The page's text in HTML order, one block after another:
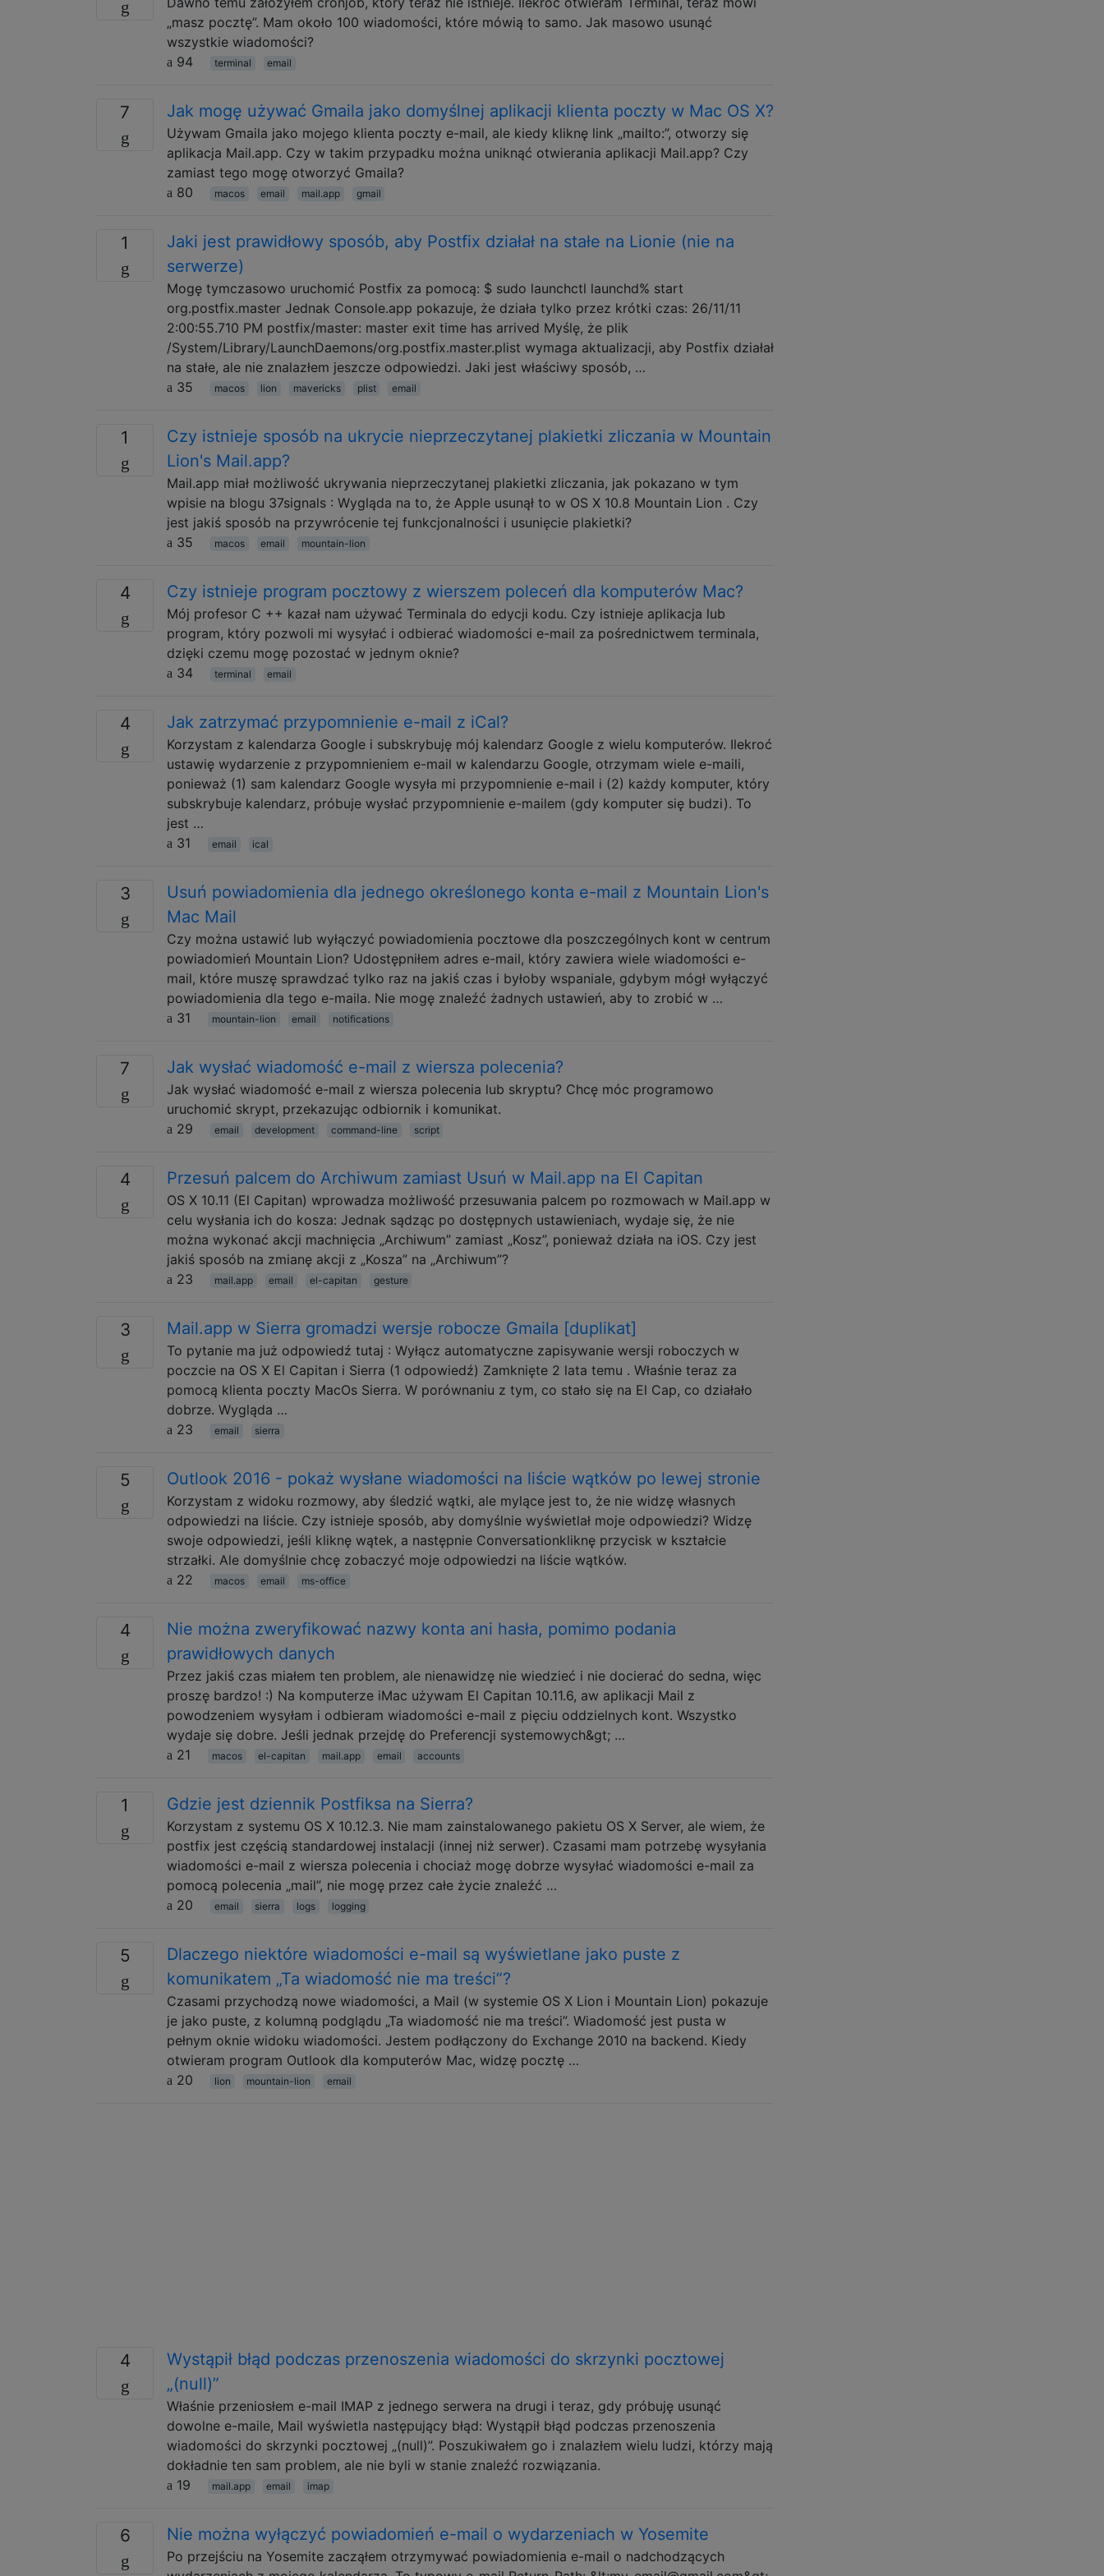
„masz pocztę”. Mam około 100 wiadomości, które mówią to samo. Jak masowo usunąć
wszystkie wiadomości?
94
terminal email
7 Jak mogę używać Gmaila jako domyślnej aplikacji klienta poczty w Mac OS X?
Używam Gmaila jako mojego klienta poczty e-mail, ale kiedy kliknę link „mailto:”, otworzy się
aplikacja Mail.app. Czy w takim przypadku można uniknąć otwierania aplikacji Mail.app? Czy
zamiast tego mogę otworzyć Gmaila?
80
macos email mail.app gmail
1
Jaki jest prawidłowy sposób, aby Postfix działał na stałe na Lionie (nie na
serwerze)
Mogę tymczasowo uruchomić Postfix za pomocą: $ sudo launchctl launchd% start
org.postfix.master Jednak Console.app pokazuje, że działa tylko przez krótki czas: 26/11/11
2:00:55.710 PM postfix/master: master exit time has arrived Myślę, że plik
/System/Library/LaunchDaemons/org.postfix.master.plist wymaga aktualizacji, aby Postfix działał
na stałe, ale nie znalazłem jeszcze odpowiedzi. Jaki jest właściwy sposób, …
35
macos lion mavericks plist email
1
Czy istnieje sposób na ukrycie nieprzeczytanej plakietki zliczania w Mountain
Lion's Mail.app?
Mail.app miał możliwość ukrywania nieprzeczytanej plakietki zliczania, jak pokazano w tym
wpisie na blogu 37signals : Wygląda na to, że Apple usunął to w OS X 10.8 Mountain Lion . Czy
jest jakiś sposób na przywrócenie tej funkcjonalności i usunięcie plakietki?
35
macos email mountain-lion
4 Czy istnieje program pocztowy z wierszem poleceń dla komputerów Mac?
Mój profesor C ++ kazał nam używać Terminala do edycji kodu. Czy istnieje aplikacja lub
program, który pozwoli mi wysyłać i odbierać wiadomości e-mail za pośrednictwem terminala,
dzięki czemu mogę pozostać w jednym oknie?
34
terminal email
4 Jak zatrzymać przypomnienie e-mail z iCal?
Korzystam z kalendarza Google i subskrybuję mój kalendarz Google z wielu komputerów. Ilekroć
ustawię wydarzenie z przypomnieniem e-mail w kalendarzu Google, otrzymam wiele e-maili,
ponieważ (1) sam kalendarz Google wysyła mi przypomnienie e-mail i (2) każdy komputer, który
subskrybuje kalendarz, próbuje wysłać przypomnienie e-mailem (gdy komputer się budzi). To
jest …
31
email ical
3
Usuń powiadomienia dla jednego określonego konta e-mail z Mountain Lion's
Mac Mail
Czy można ustawić lub wyłączyć powiadomienia pocztowe dla poszczególnych kont w centrum
powiadomień Mountain Lion? Udostępniłem adres e-mail, który zawiera wiele wiadomości e-
mail, które muszę sprawdzać tylko raz na jakiś czas i byłoby wspaniale, gdybym mógł wyłączyć
powiadomienia dla tego e-maila. Nie mogę znaleźć żadnych ustawień, aby to zrobić w …
31
mountain-lion email notifications
7 Jak wysłać wiadomość e-mail z wiersza polecenia?
Jak wysłać wiadomość e-mail z wiersza polecenia lub skryptu? Chcę móc programowo
uruchomić skrypt, przekazując odbiornik i komunikat.
29
email development command-line script
4 Przesuń palcem do Archiwum zamiast Usuń w Mail.app na El Capitan
OS X 10.11 (El Capitan) wprowadza możliwość przesuwania palcem po rozmowach w Mail.app w
celu wysłania ich do kosza: Jednak sądząc po dostępnych ustawieniach, wydaje się, że nie
można wykonać akcji machnięcia „Archiwum” zamiast „Kosz”, ponieważ działa na iOS. Czy jest
jakiś sposób na zmianę akcji z „Kosza” na „Archiwum”?
23
mail.app email el-capitan gesture
3 Mail.app w Sierra gromadzi wersje robocze Gmaila [duplikat]
To pytanie ma już odpowiedź tutaj : Wyłącz automatyczne zapisywanie wersji roboczych w
poczcie na OS X El Capitan i Sierra (1 odpowiedź) Zamknięte 2 lata temu . Właśnie teraz za
pomocą klienta poczty MacOs Sierra. W porównaniu z tym, co stało się na El Cap, co działało
dobrze. Wygląda …
23
email sierra
5 Outlook 2016 - pokaż wysłane wiadomości na liście wątków po lewej stronie
Korzystam z widoku rozmowy, aby śledzić wątki, ale mylące jest to, że nie widzę własnych
odpowiedzi na liście. Czy istnieje sposób, aby domyślnie wyświetlał moje odpowiedzi? Widzę
swoje odpowiedzi, jeśli kliknę wątek, a następnie Conversationkliknę przycisk w kształcie
strzałki. Ale domyślnie chcę zobaczyć moje odpowiedzi na liście wątków.
22
macos email ms-office
4
Nie można zweryfikować nazwy konta ani hasła, pomimo podania
prawidłowych danych
Przez jakiś czas miałem ten problem, ale nienawidzę nie wiedzieć i nie docierać do sedna, więc
proszę bardzo! :) Na komputerze iMac używam El Capitan 10.11.6, aw aplikacji Mail z
powodzeniem wysyłam i odbieram wiadomości e-mail z pięciu oddzielnych kont. Wszystko
wydaje się dobre. Jeśli jednak przejdę do Preferencji systemowych&gt; …
21
macos el-capitan mail.app email accounts
1 Gdzie jest dziennik Postfiksa na Sierra?
Korzystam z systemu OS X 10.12.3. Nie mam zainstalowanego pakietu OS X Server, ale wiem, że
postfix jest częścią standardowej instalacji (innej niż serwer). Czasami mam potrzebę wysyłania
wiadomości e-mail z wiersza polecenia i chociaż mogę dobrze wysyłać wiadomości e-mail za
pomocą polecenia „mail”, nie mogę przez całe życie znaleźć …
20
email sierra logs logging
5
Dlaczego niektóre wiadomości e-mail są wyświetlane jako puste z
komunikatem „Ta wiadomość nie ma treści”?
Czasami przychodzą nowe wiadomości, a Mail (w systemie OS X Lion i Mountain Lion) pokazuje
je jako puste, z kolumną podglądu „Ta wiadomość nie ma treści”. Wiadomość jest pusta w
pełnym oknie widoku wiadomości. Jestem podłączony do Exchange 2010 na backend. Kiedy
otwieram program Outlook dla komputerów Mac, widzę pocztę …
20
lion mountain-lion email
4
Wystąpił błąd podczas przenoszenia wiadomości do skrzynki pocztowej
„(null)”
Właśnie przeniosłem e-mail IMAP z jednego serwera na drugi i teraz, gdy próbuję usunąć
dowolne e-maile, Mail wyświetla następujący błąd: Wystąpił błąd podczas przenoszenia
wiadomości do skrzynki pocztowej „(null)”. Poszukiwałem go i znalazłem wielu ludzi, którzy mają
dokładnie ten sam problem, ale nie byli w stanie znaleźć rozwiązania.
19
mail.app email imap
6 Nie można wyłączyć powiadomień e-mail o wydarzeniach w Yosemite
Po przejściu na Yosemite zacząłem otrzymywać powiadomienia e-mail o nadchodzących